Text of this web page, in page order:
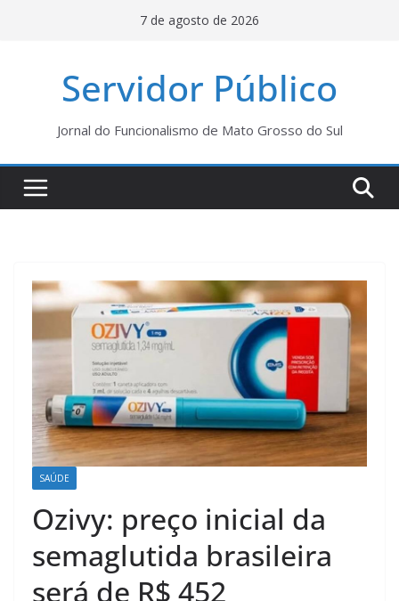
7 de agosto de 2026
Servidor Público
Jornal do Funcionalismo de Mato Grosso do Sul
SAÚDE
Ozivy: preço inicial da
semaglutida brasileira
será de R$ 452